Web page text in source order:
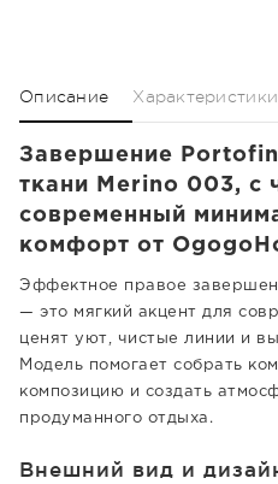
Описание Характеристики
Завершение
ткани Merino 003, с
современный
комфорт от
Эффектное правое
— это мягкий акцент для
ценят уют, чистые линии и
Модель помогает собрать
композицию и создать
продуманного отдыха.
Внешний вид и